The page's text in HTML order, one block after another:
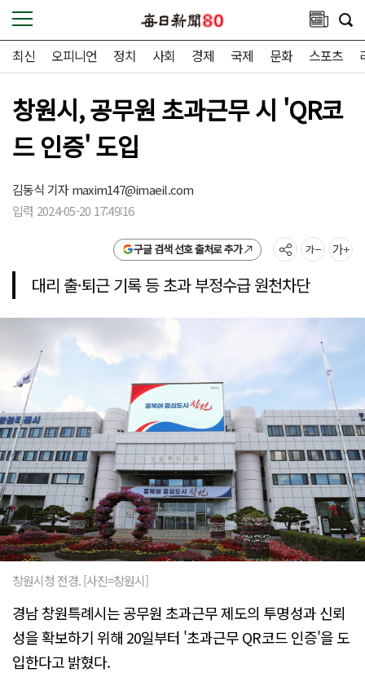
최신 오피니언 정치 사회 경제 국제 문화 스포츠
창원시, 공무원 초과근무 시 'QR코
드 인증' 도입
김동식 기자maxim147@imaeil.com
입력 2024-05-20 17:49:16
구글 검색 선호 출처로 추가
대리 출·퇴근 기록 등 초과 부정수급 원천차단
창원시청 전경. [사진=창원시]
경남 창원특례시는 공무원 초과근무 제도의 투명성과 신뢰
성을 확보하기 위해 20일부터 '초과근무 QR코드 인증'을 도
입한다고 밝혔다.